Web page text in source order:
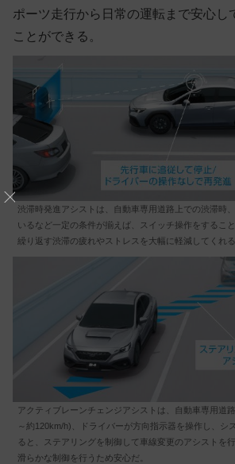
ポーツ走行から日常の運転まで安心し
ことができる。
渋滞時発進アシストは、自動車専用道路上での渋滞時
いるなど一定の条件が揃えば、スイッチ操作をするこ
繰り返す渋滞の疲れやストレスを大幅に軽減してくれる
アクティブレーンチェンジアシストは、自動車専用道
～約120km/h)、ドライバーが方向指示器を操作し、シ
ると、ステアリングを制御して車線変更のアシストを
滑らかな制御を行うため安心だ。